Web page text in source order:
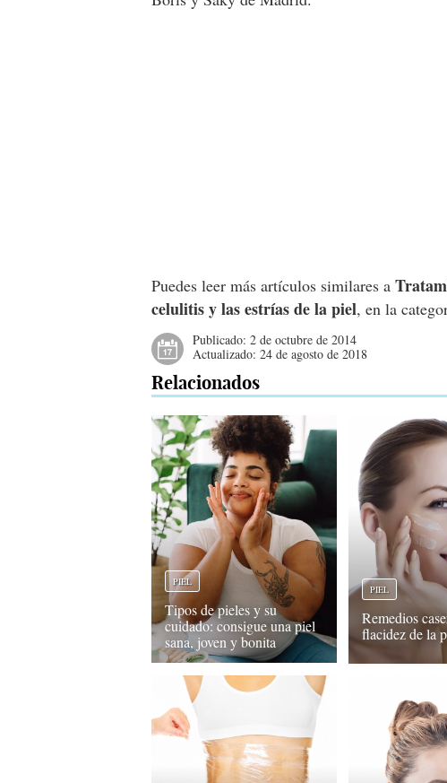
Puedes leer más artículos similares a
celulitis y las estrías de la piel, en la
Publicado:2 de octubre de 2014
Actualizado:24 de agosto de 2018
Relacionados
PIEL
Tipos de pieles y su
cuidado: consigue una piel
sana, joven y bonita
PIEL
Remedios
flacidez de la